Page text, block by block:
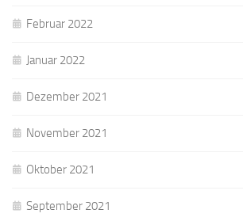
Februar 2022
Januar 2022
Dezember 2021
November 2021
Oktober 2021
September 2021